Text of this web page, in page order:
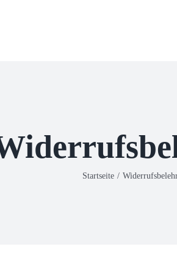
Startseite